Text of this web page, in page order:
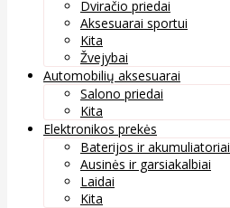
Dviračio priedai
Aksesuarai sportui
Kita
Žvejybai
Automobilių aksesuarai
Salono priedai
Kita
Elektronikos prekės
Baterijos ir akumuliatoriai
Ausinės ir garsiakalbiai
Laidai
Kita